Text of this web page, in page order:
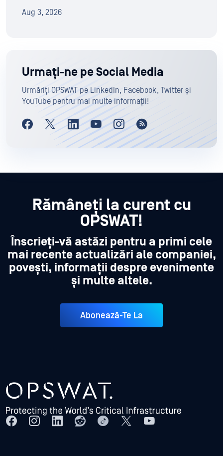
Aug 3, 2026
Urmați-ne pe Social Media
Urmăriți OPSWAT pe LinkedIn, Facebook, Twitter și
YouTube pentru mai multe informații!
Rămâneți la curent cu
OPSWAT!
Înscrieți-vă astăzi pentru a primi cele
mai recente actualizări ale companiei,
povești, informații despre evenimente
și multe altele.
Abonează-Te La